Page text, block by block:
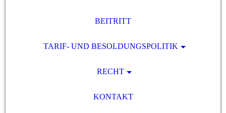
BEITRITT
TARIF- UND BESOLDUNGSPOLITIK
RECHT
KONTAKT